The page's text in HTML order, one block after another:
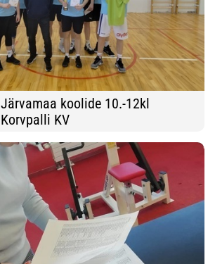
Järvamaa koolide 10.-12kl
Korvpalli KV